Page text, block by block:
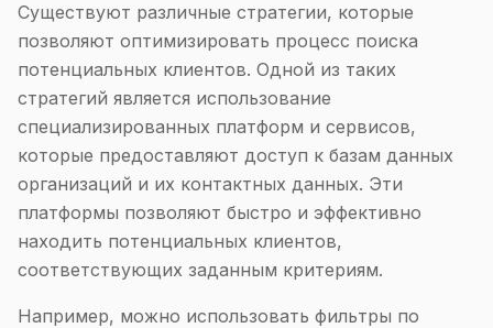
Существуют различные стратегии, которые
позволяют оптимизировать процесс поиска
потенциальных клиентов. Одной из таких
стратегий является использование
специализированных платформ и сервисов,
которые предоставляют доступ к базам данных
организаций и их контактных данных. Эти
платформы позволяют быстро и эффективно
находить потенциальных клиентов,
соответствующих заданным критериям.
Например, можно использовать фильтры по